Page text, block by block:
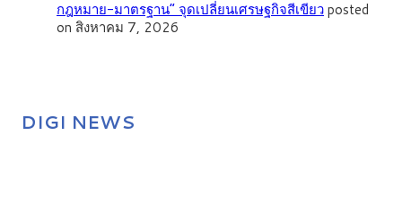
กฎหมาย-มาตรฐาน” จุดเปลี่ยนเศรษฐกิจสีเขียวposted
on สิงหาคม 7, 2026
DIGI NEWS